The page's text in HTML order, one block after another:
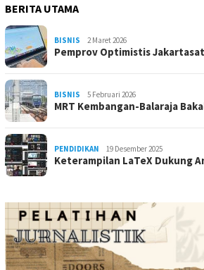
BERITA UTAMA
BISNIS 2 Maret 2026
Pemprov Optimistis
BISNIS 5 Februari 2026
MRT Kembangan-Balaraja
PENDIDIKAN 19 Desember 2025
Keterampilan LaTeX Dukung